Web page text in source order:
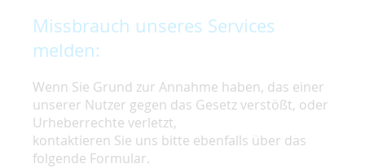
Missbrauch unseres Services
melden:
Wenn Sie Grund zur Annahme haben, das einer
unserer Nutzer gegen das Gesetz verstößt, oder
Urheberrechte verletzt,
kontaktieren Sie uns bitte ebenfalls über das
folgende Formular.